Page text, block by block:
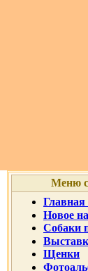
Меню
Главная
Новое
Собаки
Щенки